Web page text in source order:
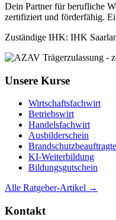
Dein Partner für berufliche
zertifiziert und förderfähig.
Zuständige IHK: IHK
Unsere Kurse
Wirtschaftsfachwirt
Betriebswirt
Handelsfachwirt
Ausbilderschein
KI-Weiterbildung
Bildungsgutschein
Alle Ratgeber-Artikel →
Kontakt